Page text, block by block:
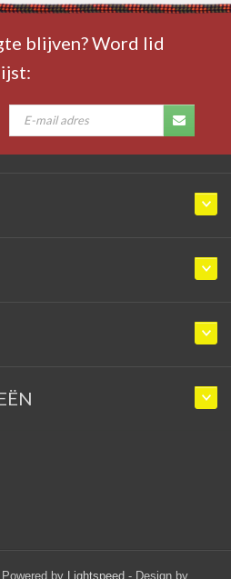
blijven? Word lid
by Lightspeed- Design by